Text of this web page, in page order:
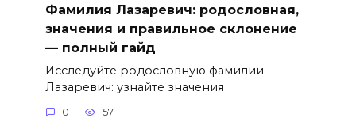
Фамилия Лазаревич: родословная,
значения и правильное склонение
— полный гайд
Исследуйте родословную фамилии
Лазаревич: узнайте значения
0 57